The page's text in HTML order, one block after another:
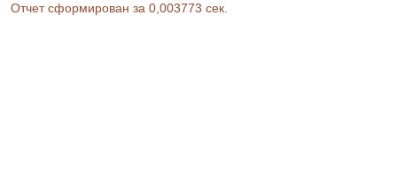
Отчет сформирован за 0,003773 сек.